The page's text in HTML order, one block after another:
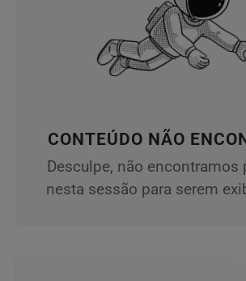
CONTEÚDO NÃO
Desculpe, não encontramos
nesta sessão para serem